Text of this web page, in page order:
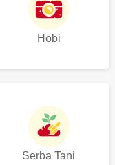
Hobi
Serba Tani